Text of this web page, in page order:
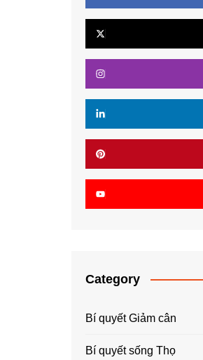
Category
Bí quyết Giảm cân
Bí quyết sống Thọ